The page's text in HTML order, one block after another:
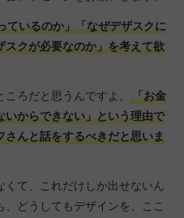
ているのか」「なぜデザスクに
クが必要なのか」を考えて欲
ろだと思うんですよ。
「お金
からできない」という理由で
んと話をするべきだと思いま
くて、これだけしか出せないん
どうしてもデザインを、ここ